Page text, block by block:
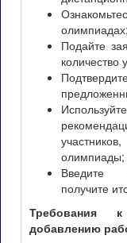
олимпиадах;
Подайте
количество
олимпиады;
получите
Требования
добавлению